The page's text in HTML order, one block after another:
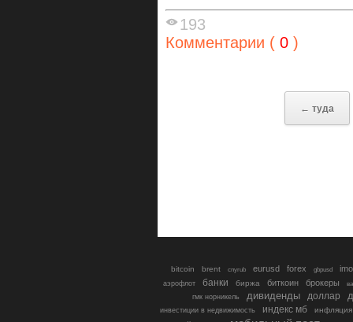
193
Комментарии ( 0 )
← туда
bitcoin brent cnyrub eurusd forex gbpusd
аэрофлот банки биржа биткоин брокеры
гмк норникель
дивиденды доллар
инвестиции в недвижимость индекс мб
инфляция